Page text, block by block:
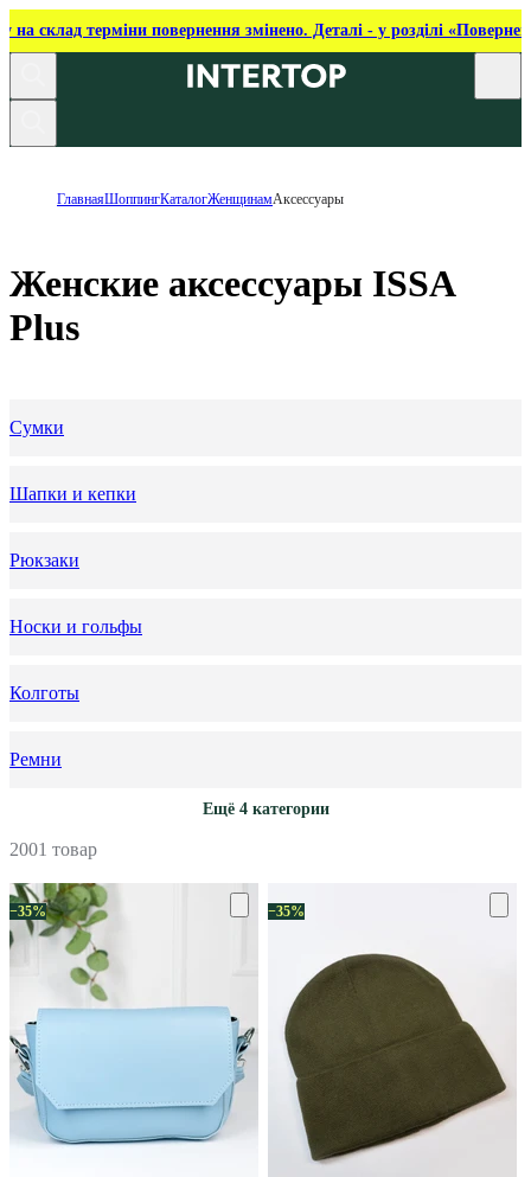
на склад терміни повернення змінено. Деталі - у розділі
ГлавнаяШоппингКаталогЖенщинамАксессуары
Женские аксессуары ISSA
Plus
Сумки
Шапки и кепки
Рюкзаки
Носки и гольфы
Колготы
Ремни
Ещё 4 категории
2001 товар
−35% −35%